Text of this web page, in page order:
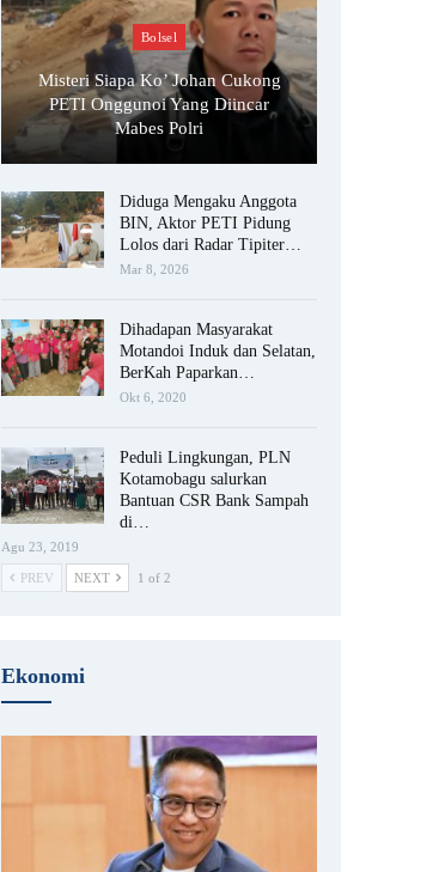
Bolsel
Misteri Siapa Ko’ Johan Cukong
PETI Onggunoi Yang Diincar
Mabes Polri
Diduga Mengaku Anggota
BIN, Aktor PETI Pidung
Lolos dari Radar Tipiter…
Mar 8, 2026
Dihadapan Masyarakat
Motandoi Induk dan Selatan,
BerKah Paparkan…
Okt 6, 2020
Peduli Lingkungan, PLN
Kotamobagu salurkan
Bantuan CSR Bank Sampah
di…
Agu 23, 2019
PREV NEXT 1 of 2
Ekonomi